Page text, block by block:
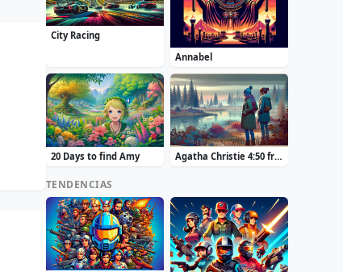
City Racing
Annabel
20 Days to find Amy Agatha Christie 4:50 from Paddington
TENDENCIAS